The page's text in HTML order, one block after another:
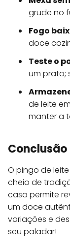
grude no
Fogo
doce
Teste o
um prato;
de leite
manter a
Conclusão
O pingo de
cheio de
casa permite
um doce
variações e
seu paladar!